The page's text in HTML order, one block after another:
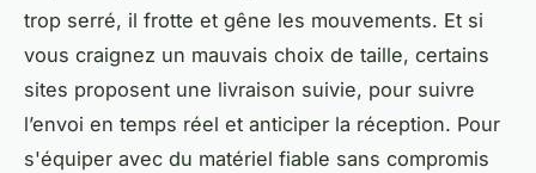
trop serré, il frotte et gêne les mouvements. Et si
vous craignez un mauvais choix de taille, certains
sites proposent une livraison suivie, pour suivre
l’envoi en temps réel et anticiper la réception. Pour
s'équiper avec du matériel fiable sans compromis